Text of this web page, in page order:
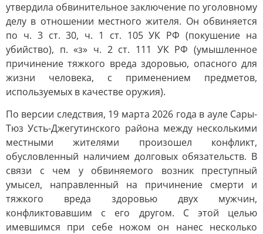
утвердила обвинительное заключение по уголовному
делу в отношении местного жителя. Он обвиняется
по ч. 3 ст. 30, ч. 1 ст. 105 УК РФ (покушение на
убийство), п. «з» ч. 2 ст. 111 УК РФ (умышленное
причинение тяжкого вреда здоровью, опасного для
жизни человека, с применением предметов,
используемых в качестве оружия).
По версии следствия, 19 марта 2026 года в ауле Сары-
Тюз Усть-Джегутинского района между несколькими
местными жителями произошел конфликт,
обусловленный наличием долговых обязательств. В
связи с чем у обвиняемого возник преступный
умысел, направленный на причинение смерти и
тяжкого вреда здоровью двух мужчин,
конфликтовавшим с его другом. С этой целью
имевшимся при себе ножом он нанес несколько